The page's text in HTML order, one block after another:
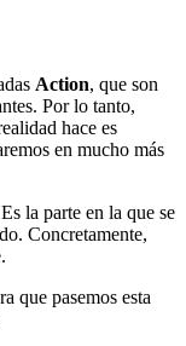
Action, que son
Por lo tanto,
hace es
en mucho más
la parte en la que se
Concretamente,
que pasemos esta